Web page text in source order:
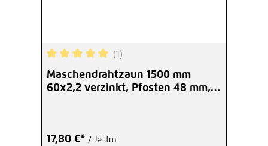
Durchschnittliche Bewertung von 5 von 5
(1)
Maschendrahtzaun 1500 mm
60x2,2 verzinkt, Pfosten 48 mm,
17,80 €* / Je lfm